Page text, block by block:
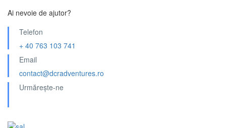
Ai nevoie de ajutor?
Telefon
+ 40 763 103 741
Email
contact@dcradventures.ro
Urmărește-ne